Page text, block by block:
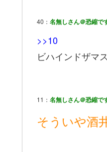
40： 名無しさん＠恐縮で
>>10
ビハインドザマ
11： 名無しさん＠恐縮で
そういや酒